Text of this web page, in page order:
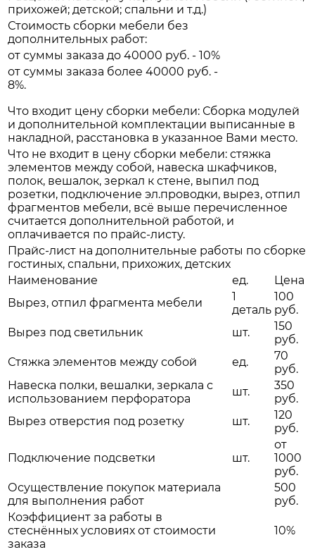
прихожей; детской; спальни и т.д.)
Стоимость сборки мебели без
дополнительных работ:
от суммы заказа до 40000 руб. - 10%
от суммы заказа более 40000 руб. -
8%.
Что входит цену сборки мебели: Сборка модулей
и дополнительной комплектации выписанные в
накладной, расстановка в указанное Вами место.
Что не входит в цену сборки мебели: стяжка
элементов между собой, навеска шкафчиков,
полок, вешалок, зеркал к стене, выпил под
розетки, подключение эл.проводки, вырез, отпил
фрагментов мебели, всё выше перечисленное
считается дополнительной работой, и
оплачивается по прайс-листу.
Прайс-лист на дополнительные работы по сборке
гостиных, спальни, прихожих, детских
Наименование
ед.
Цена
Вырез, отпил фрагмента мебели
1
деталь
100
руб.
Вырез под светильник
шт.
150
руб.
Стяжка элементов между собой
ед.
70
руб.
Навеска полки, вешалки, зеркала с
использованием перфоратора
шт.
350
руб.
Вырез отверстия под розетку
шт.
120
руб.
Подключение подсветки шт.
от
1000
руб.
Осуществление покупок материала
для выполнения работ
500
руб.
Коэффициент за работы в
стеснённых условиях от стоимости
заказа
10%